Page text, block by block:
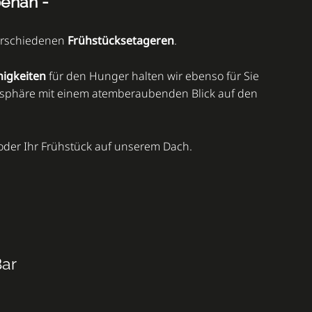
Frühstücksetageren.
für den Hunger halten wir ebenso für Sie
mit einem atemberaubenden Blick auf den
Ihr Frühstück auf unserem Dach.